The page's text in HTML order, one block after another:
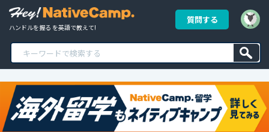
ハンドルを握る を英語で教えて!
質問する